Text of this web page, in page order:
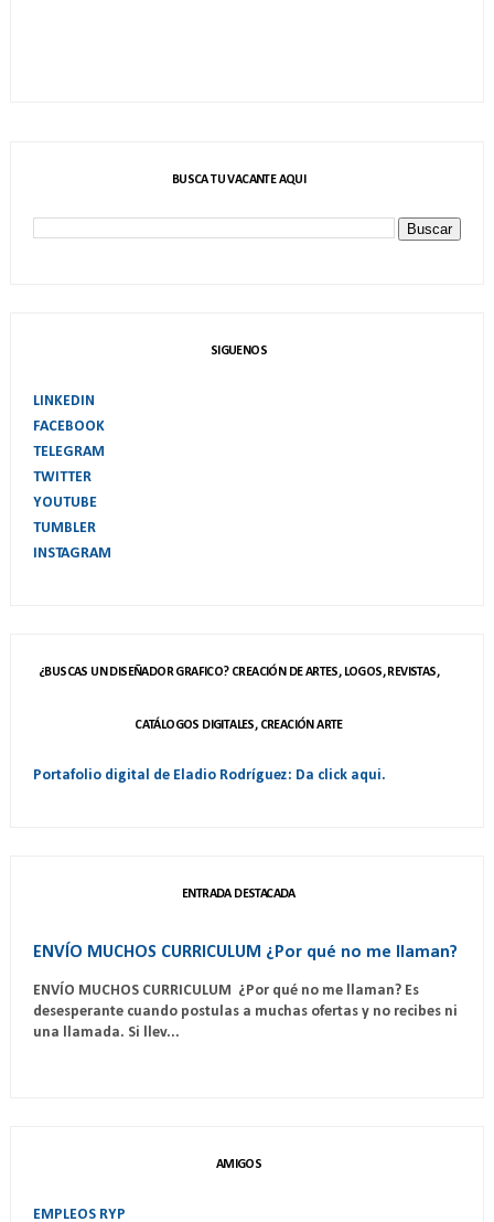
BUSCA TU VACANTE AQUI
SIGUENOS
LINKEDIN
FACEBOOK
TELEGRAM
TWITTER
YOUTUBE
TUMBLER
INSTAGRAM
¿BUSCAS UN DISEÑADOR GRAFICO? CREACIÓN DE ARTES, LOGOS, REVISTAS,
CATÁLOGOS DIGITALES, CREACIÓN ARTE
Portafolio digital de Eladio Rodríguez: Da click aqui.
ENTRADA DESTACADA
ENVÍO MUCHOS CURRICULUM ¿Por qué no me llaman?
ENVÍO MUCHOS CURRICULUM ¿Por qué no me llaman? Es
desesperante cuando postulas a muchas ofertas y no recibes ni
una llamada. Si llev...
AMIGOS
EMPLEOS RYP